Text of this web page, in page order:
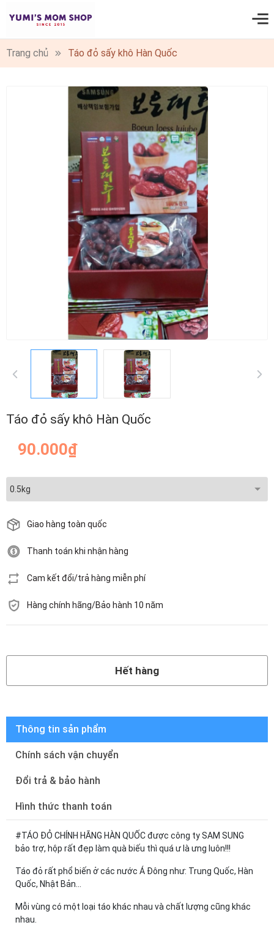
0
Trang chủ Táo đỏ sấy khô Hàn Quốc
Táo đỏ sấy khô Hàn Quốc
90.000₫
Giao hàng toàn quốc
Thanh toán khi nhận hàng
Cam kết đổi/trả hàng miễn phí
Hàng chính hãng/Bảo hành 10 năm
Hết hàng
Thông tin sản phẩm
Chính sách vận chuyển
Đổi trả & bảo hành
Hình thức thanh toán
#TÁO ĐỎ CHÍNH HÃNG HÀN QUỐC được công ty SAM SUNG
bảo trợ, hộp rất đẹp làm quà biếu thì quá ư là ưng luôn!!!
Táo đỏ rất phổ biến ở các nước Á Đông như: Trung Quốc, Hàn
Quốc, Nhật Bản...
Mỗi vùng có một loại táo khác nhau và chất lượng cũng khác
nhau.